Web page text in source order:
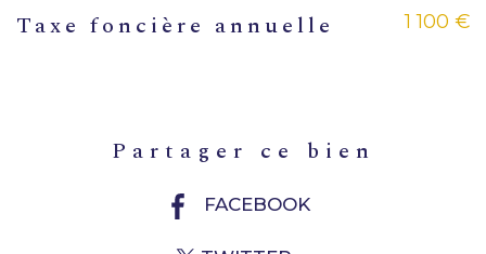
Caractéristiques Valeurs
Taxe foncière annuelle 1 100 €
partager ce bien
FACEBOOK